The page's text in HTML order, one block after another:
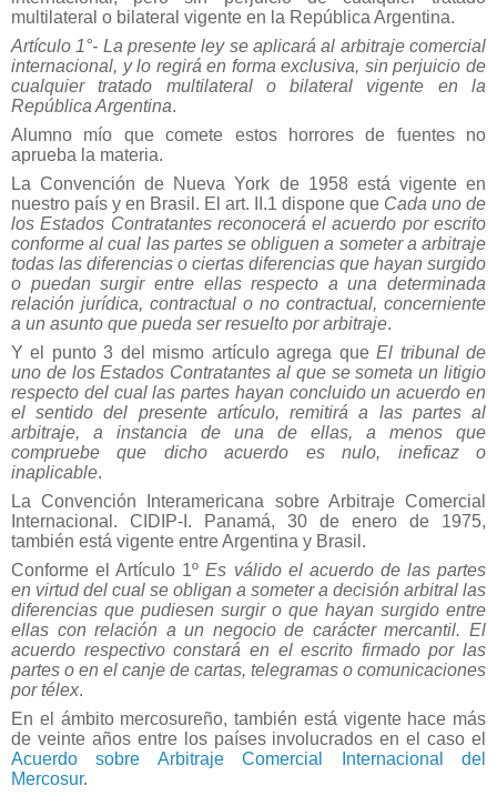
multilateral o bilateral vigente en la República Argentina.
Artículo 1°- La presente ley se aplicará al arbitraje comercial
internacional, y lo regirá en forma exclusiva, sin perjuicio de
cualquier tratado multilateral o bilateral vigente en la
República Argentina.
Alumno mío que comete estos horrores de fuentes no
aprueba la materia.
La Convención de Nueva York de 1958 está vigente en
nuestro país y en Brasil. El art. II.1 dispone que Cada uno de
los Estados Contratantes reconocerá el acuerdo por escrito
conforme al cual las partes se obliguen a someter a arbitraje
todas las diferencias o ciertas diferencias que hayan surgido
o puedan surgir entre ellas respecto a una determinada
relación jurídica, contractual o no contractual, concerniente
a un asunto que pueda ser resuelto por arbitraje.
Y el punto 3 del mismo artículo agrega queEl tribunal de
uno de los Estados Contratantes al que se someta un litigio
respecto del cual las partes hayan concluido un acuerdo en
el sentido del presente artículo, remitirá a las partes al
arbitraje, a instancia de una de ellas, a menos que
compruebe que dicho acuerdo es nulo, ineficaz o
inaplicable.
La Convención Interamericana sobre Arbitraje Comercial
Internacional. CIDIP-I. Panamá, 30 de enero de 1975,
también está vigente entre Argentina y Brasil.
Conforme el Artículo 1ºEs válido el acuerdo de las partes
en virtud del cual se obligan a someter a decisión arbitral las
diferencias que pudiesen surgir o que hayan surgido entre
ellas con relación a un negocio de carácter mercantil. El
acuerdo respectivo constará en el escrito firmado por las
partes o en el canje de cartas, telegramas o comunicaciones
por télex.
En el ámbito mercosureño, también está vigente hace más
de veinte años entre los países involucrados en el caso el
Acuerdo sobre Arbitraje Comercial Internacional del
Mercosur.